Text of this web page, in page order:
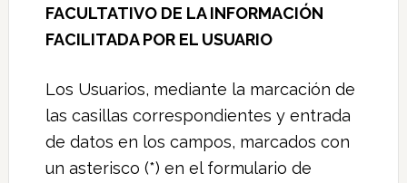
FACULTATIVO DE LA INFORMACIÓN
FACILITADA POR EL USUARIO
Los Usuarios, mediante la marcación de
las casillas correspondientes y entrada
de datos en los campos, marcados con
un asterisco (*) en el formulario de